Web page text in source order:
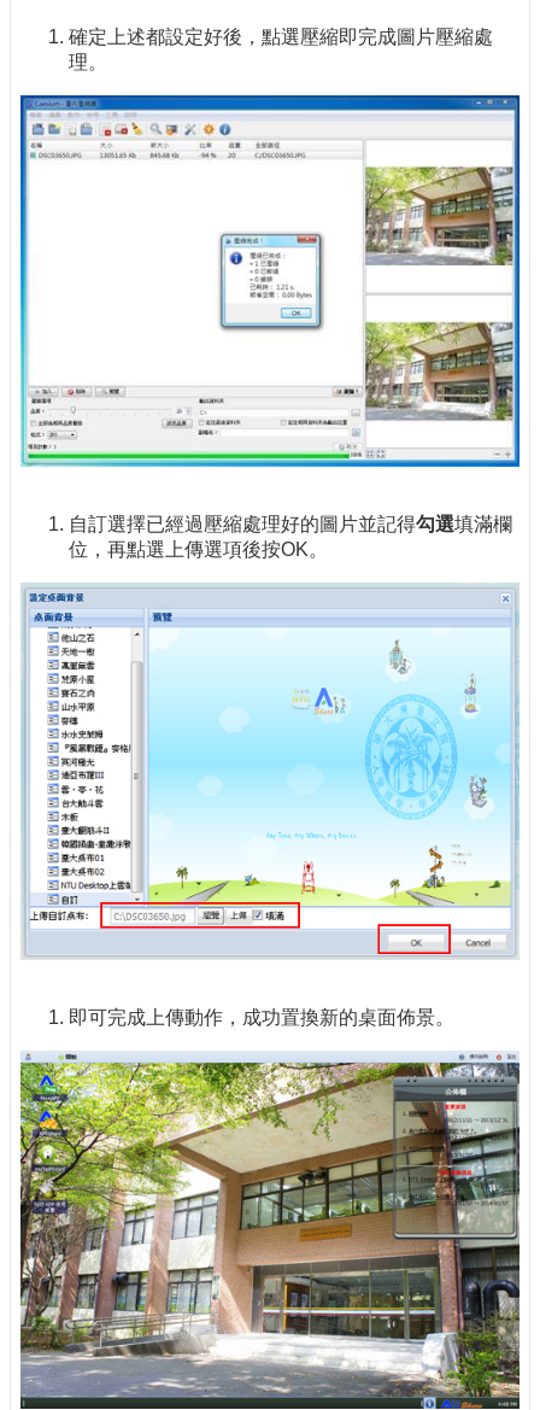
確定上述都設定好後，點選壓縮即完成圖片壓縮處
理。
自訂選擇已經過壓縮處理好的圖片並記得勾選填滿欄
位，再點選上傳選項後按OK。
即可完成上傳動作，成功置換新的桌面佈景。